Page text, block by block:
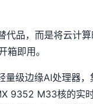
代品，而是将云计
箱即用。
量级边缘AI处理器，
9352 M33核的实